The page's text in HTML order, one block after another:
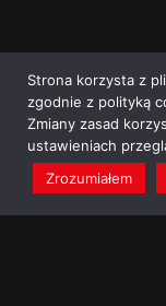
Strona korzysta z
zgodnie z polityką
Zmiany zasad
ustawieniach
Zrozumiałem